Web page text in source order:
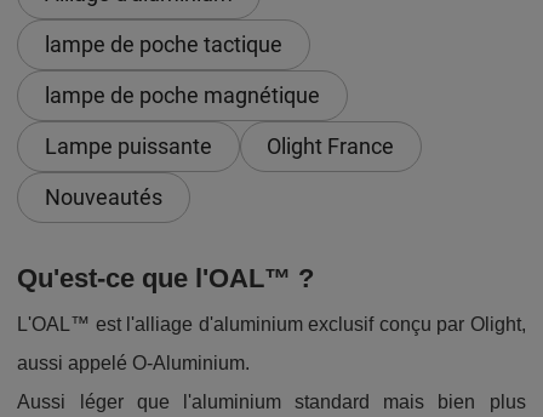
lampe de poche tactique
lampe de poche magnétique
Lampe puissante
Olight France
Nouveautés
Qu'est-ce que l'OAL™ ?
L'OAL™ est l'alliage d'aluminium exclusif conçu par Olight,
aussi appelé O-Aluminium.
Aussi léger que l'aluminium standard mais bien plus